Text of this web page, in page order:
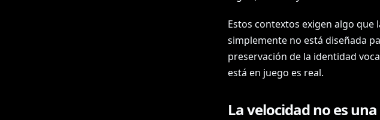
Estos contextos exigen algo
simplemente no está diseñada
preservación de la identidad
está en juego es real.
La velocidad no es